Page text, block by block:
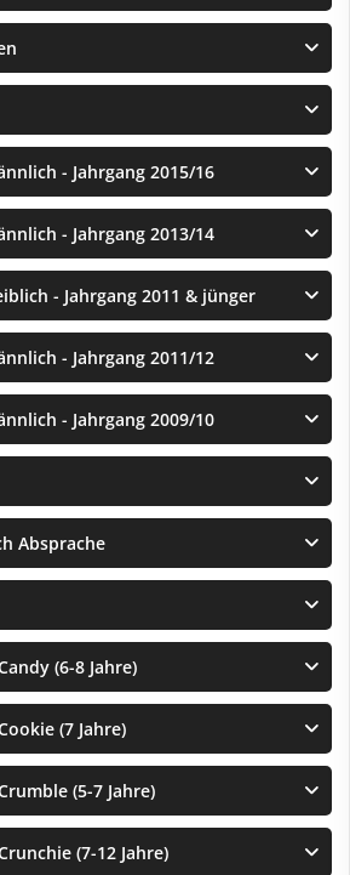
- Jahrgang 2015/16
- Jahrgang 2013/14
- Jahrgang 2011 & jünger
- Jahrgang 2011/12
- Jahrgang 2009/10
Absprache
(6-8 Jahre)
(7 Jahre)
(5-7 Jahre)
(7-12 Jahre)